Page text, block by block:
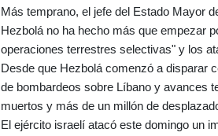
Más temprano, el jefe del Estado Mayor
Hezbolá no ha hecho más que empezar
operaciones terrestres selectivas" y los
Desde que Hezbolá comenzó a disparar
de bombardeos sobre Líbano y avances
muertos y más de un millón de
El ejército israelí atacó este domingo un